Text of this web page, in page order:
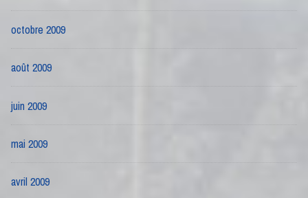
octobre 2009
août 2009
juin 2009
mai 2009
avril 2009